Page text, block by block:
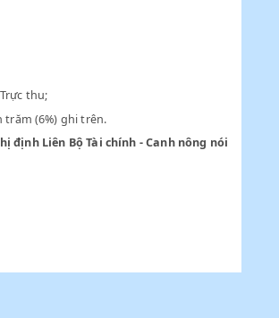
Bộ Luật Thuế Trực thu;
tỷ lệ sáu phần trăm (6%) ghi trên.
ghi trong nghị định Liên Bộ Tài chính -